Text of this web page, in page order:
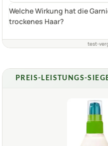
Welche Wirkung hat die
trockenes Haar?
test-
PREIS-LEISTUNGS-